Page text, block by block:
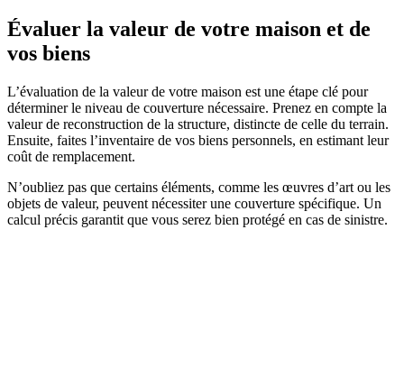
Évaluer la valeur de votre maison et de
vos biens
L’évaluation de la valeur de votre maison est une étape clé pour
déterminer le niveau de couverture nécessaire. Prenez en compte la
valeur de reconstruction de la structure, distincte de celle du terrain.
Ensuite, faites l’inventaire de vos biens personnels, en estimant leur
coût de remplacement.
N’oubliez pas que certains éléments, comme les œuvres d’art ou les
objets de valeur, peuvent nécessiter une couverture spécifique. Un
calcul précis garantit que vous serez bien protégé en cas de sinistre.